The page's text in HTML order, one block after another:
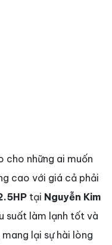
cho những ai muốn
cao với giá cả phải
tại Nguyễn Kim
suất làm lạnh tốt và
lại sự hài lòng